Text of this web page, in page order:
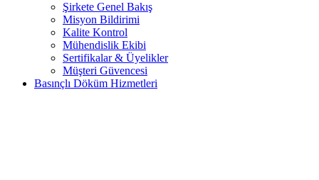
Şirkete Genel Bakış
Misyon Bildirimi
Kalite Kontrol
Mühendislik Ekibi
Sertifikalar & Üyelikler
Müşteri Güvencesi
Basınçlı Döküm Hizmetleri